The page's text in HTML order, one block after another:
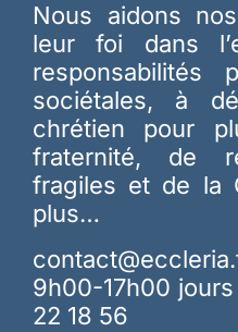
Nous aidons
leur foi dans
responsabilités
sociétales, à
chrétien pour
fraternité, de
fragiles et de la
plus…
9h00-17h00
22 18 56